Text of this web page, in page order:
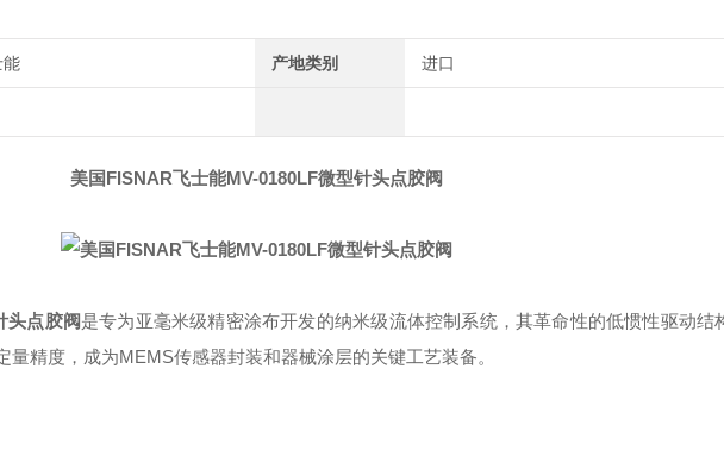
能 产地类别 进口
美国FISNAR飞士能MV-0180LF微型针头点胶阀
头点胶阀是专为亚毫米级精密涂布开发的纳米级流体控制系统，其革命性的低惯性驱动结
精度，成为MEMS传感器封装和器械涂层的关键工艺装备。